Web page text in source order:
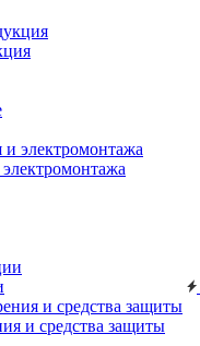
и средства защиты